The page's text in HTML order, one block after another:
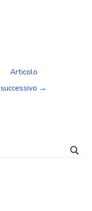
Articolo
successivo →